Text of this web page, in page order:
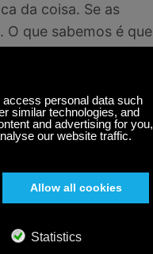
da coisa. Se as
que sabemos é que
também o
ficam de mau humor
Hz - a frequência da
​​e têm problemas em
produzam
e charlatanismo.